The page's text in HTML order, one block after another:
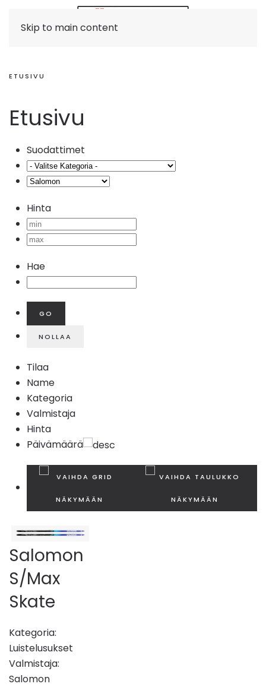
Skip to main content
ETUSIVU
Etusivu
Suodattimet
Hinta
Hae
Tilaa
Name
Kategoria
Valmistaja
Hinta
Päivämäärä
Salomon
S/Max
Skate
Kategoria:
Luistelusukset
Valmistaja:
Salomon